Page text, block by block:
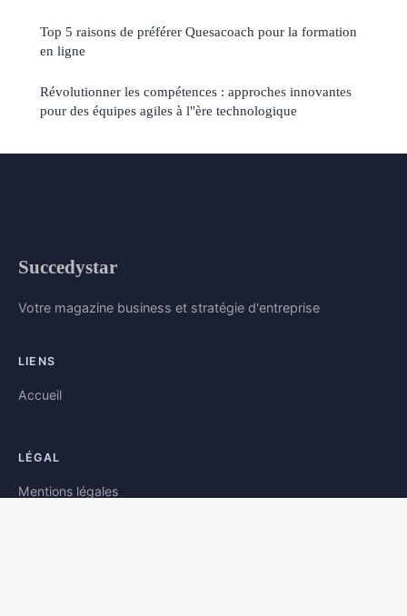
Top 5 raisons de préférer Quesacoach pour la formation
en ligne
Révolutionner les compétences : approches innovantes
pour des équipes agiles à l"ère technologique
Succedystar
Votre magazine business et stratégie d'entreprise
LIENS
Accueil
LÉGAL
Mentions légales